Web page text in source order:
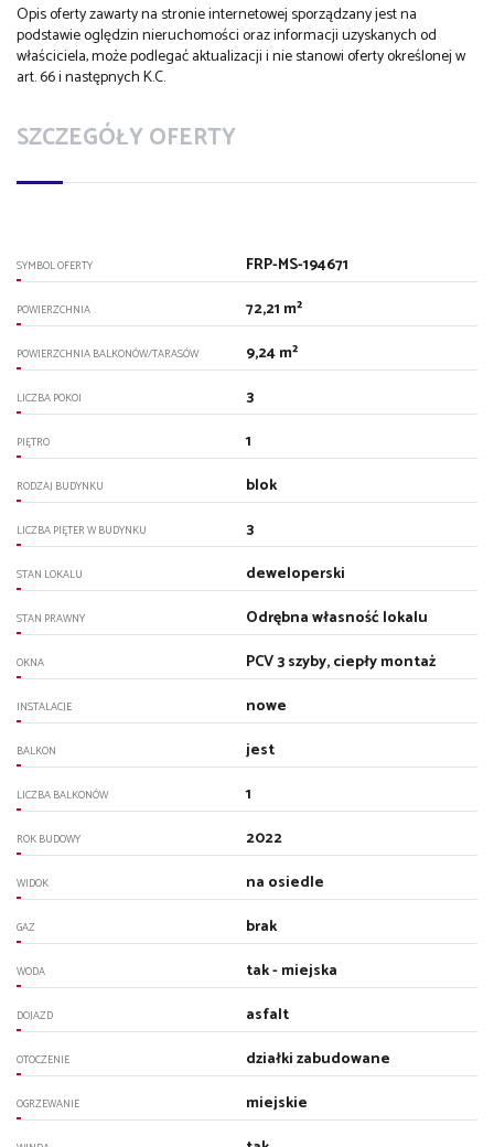
Opis oferty zawarty na stronie internetowej sporządzany jest na
podstawie oględzin nieruchomości oraz informacji uzyskanych od
właściciela, może podlegać aktualizacji i nie stanowi oferty określonej w
art. 66 i następnych K.C.
SZCZEGÓŁY OFERTY
SYMBOL OFERTY FRP-MS-194671
POWIERZCHNIA 72,21 m²
POWIERZCHNIA BALKONÓW/TARASÓW 9,24 m²
LICZBA POKOI 3
PIĘTRO 1
RODZAJ BUDYNKU blok
LICZBA PIĘTER W BUDYNKU 3
STAN LOKALU deweloperski
STAN PRAWNY Odrębna własność lokalu
OKNA PCV 3 szyby, ciepły montaż
INSTALACJE nowe
BALKON jest
LICZBA BALKONÓW 1
ROK BUDOWY 2022
WIDOK na osiedle
GAZ brak
WODA tak - miejska
DOJAZD asfalt
OTOCZENIE działki zabudowane
OGRZEWANIE miejskie